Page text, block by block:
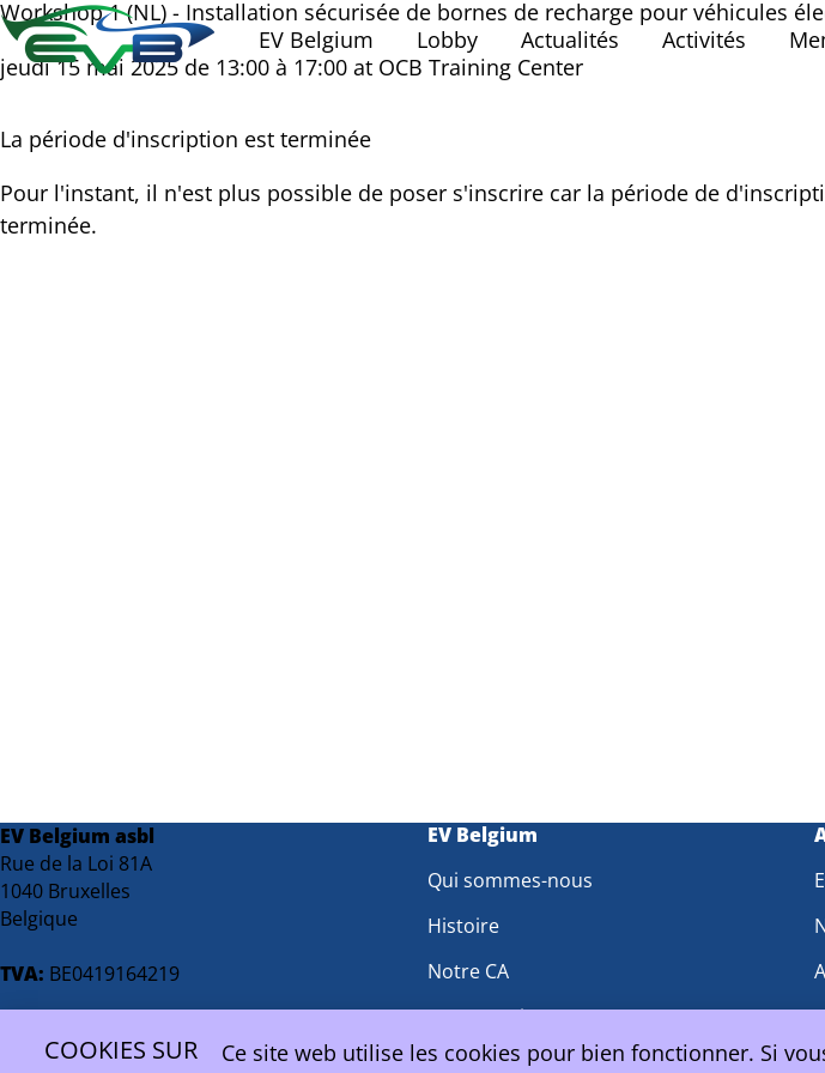
EV Belgium Lobby Actualités Activités
Workshop 1 (NL) - Installation sécurisée de bornes de recharge pour véhicules
jeudi 15 mai 2025 de 13:00 à 17:00 at OCB Training Center
La période d'inscription est terminée
Pour l'instant, il n'est plus possible de poser s'inscrire car la période de
terminée.
EV Belgium asbl
Rue de la Loi 81A
1040 Bruxelles
Belgique
TVA: BE0419164219
contact@ev.be
EV Belgium
Qui sommes-nous
Histoire
Notre CA
Notre Equipe
Groupes de travail
COOKIES SUR
Ce site web utilise les cookies pour bien fonctionner. Si